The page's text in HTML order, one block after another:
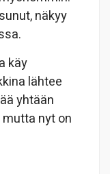
näkyy
käy
lähtee
yhtään
nyt on